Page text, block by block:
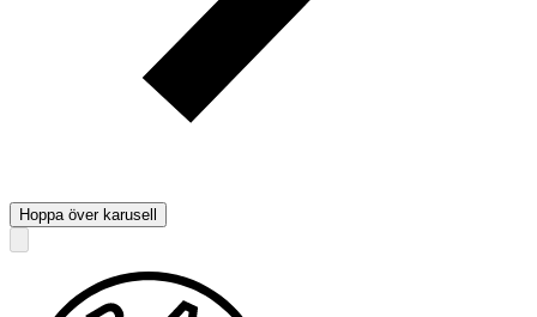
Hoppa över karusell